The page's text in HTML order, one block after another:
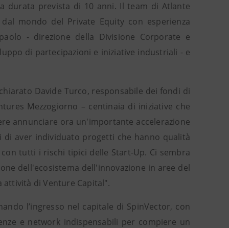
durata prevista di 10 anni. Il team di Atlante
mondo del Private Equity con esperienza
- direzione della Divisione Corporate e
di partecipazioni e iniziative industriali - e
Davide Turco, responsabile dei fondi di
Mezzogiorno – centinaia di iniziative che
annunciare ora un'importante accelerazione
di aver individuato progetti che hanno qualità
tutti i rischi tipici delle Start-Up. Ci sembra
dell'ecosistema dell'innovazione in aree del
attività di Venture Capital".
l’ingresso nel capitale di SpinVector, con
e network indispensabili per compiere un